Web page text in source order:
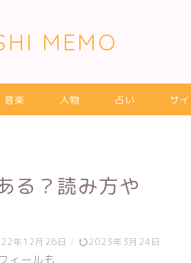
MEMO
音楽 人物 占い サ
る？読み方や
年12月26日 / 2023年3月24日